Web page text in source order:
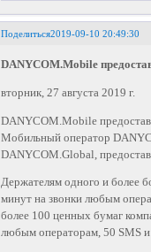
Поделиться2019-09-10 20:49:30
DANYCOM.Mobile
вторник, 27 августа 2019 г.
DANYCOM.Mobile
Мобильный оператор
DANYCOM.Global,
Держателям одного и более
минут на звонки любым
более 100 ценных бумаг
любым операторам, 50 SMS